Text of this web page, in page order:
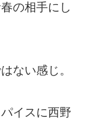
の相手にし
ない感じ。
イスに西野